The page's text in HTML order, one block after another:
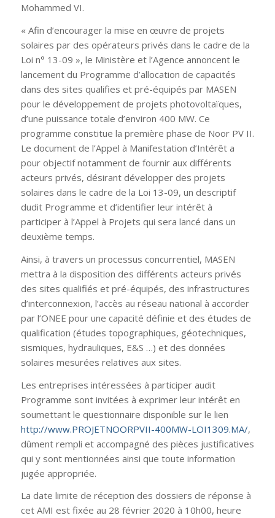
Mohammed VI.
« Afin d’encourager la mise en œuvre de projets
solaires par des opérateurs privés dans le cadre de la
Loi n° 13-09 », le Ministère et l’Agence annoncent le
lancement du Programme d’allocation de capacités
dans des sites qualifies et pré-équipés par MASEN
pour le développement de projets photovoltaïques,
d’une puissance totale d’environ 400 MW. Ce
programme constitue la première phase de Noor PV II.
Le document de l’Appel à Manifestation d’Intérêt a
pour objectif notamment de fournir aux différents
acteurs privés, désirant développer des projets
solaires dans le cadre de la Loi 13-09, un descriptif
dudit Programme et d’identifier leur intérêt à
participer à l’Appel à Projets qui sera lancé dans un
deuxième temps.
Ainsi, à travers un processus concurrentiel, MASEN
mettra à la disposition des différents acteurs privés
des sites qualifiés et pré-équipés, des infrastructures
d’interconnexion, l’accès au réseau national à accorder
par l’ONEE pour une capacité définie et des études de
qualification (études topographiques, géotechniques,
sismiques, hydrauliques, E&S …) et des données
solaires mesurées relatives aux sites.
Les entreprises intéressées à participer audit
Programme sont invitées à exprimer leur intérêt en
soumettant le questionnaire disponible sur le lien
http://www.PROJETNOORPVII-400MW-LOI1309.MA/,
dûment rempli et accompagné des pièces justificatives
qui y sont mentionnées ainsi que toute information
jugée appropriée.
La date limite de réception des dossiers de réponse à
cet AMI est fixée au 28 février 2020 à 10h00, heure